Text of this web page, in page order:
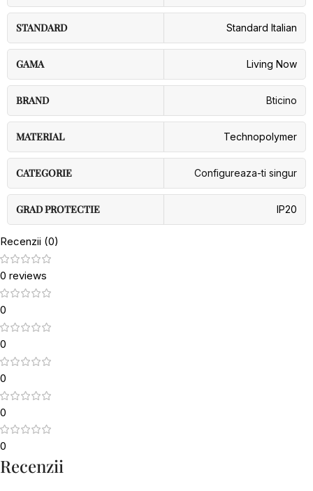
STANDARD Standard Italian
GAMA Living Now
BRAND Bticino
MATERIAL Technopolymer
CATEGORIE Configureaza-ti singur
GRAD PROTECTIE IP20
Recenzii (0)
0 reviews
0
0
0
0
0
Recenzii